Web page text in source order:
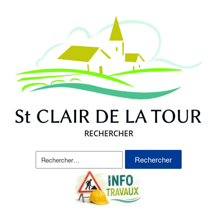
RECHERCHER
Rechercher :